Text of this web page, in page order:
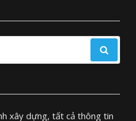
xây dựng, tất cả thông tin